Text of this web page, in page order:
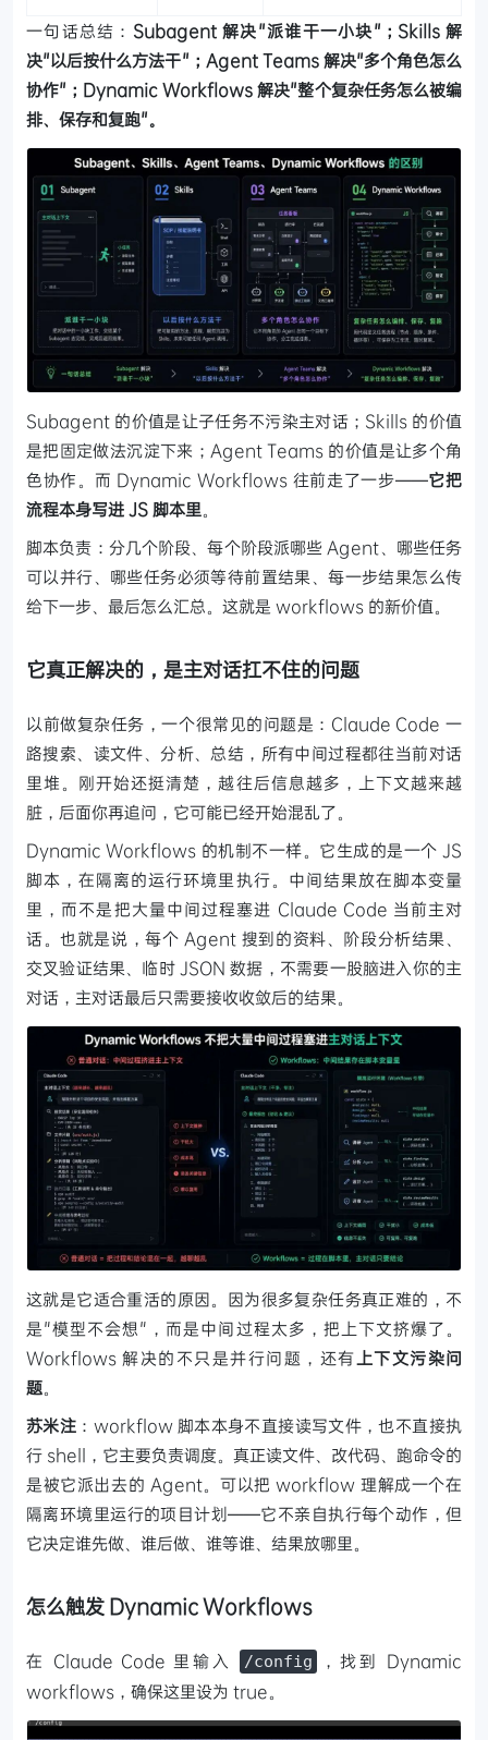
一句话总结： Subagent 解决"派谁干一小块"；Skills 解
决"以后按什么方法干"；Agent Teams 解决"多个角色怎么
协作"；Dynamic Workflows 解决"整个复杂任务怎么被编
排、保存和复跑"。
Subagent 的价值是让子任务不污染主对话；Skills 的价值
是把固定做法沉淀下来；Agent Teams 的价值是让多个角
色协作。而 Dynamic Workflows 往前走了一步——它把
流程本身写进 JS 脚本里。
脚本负责：分几个阶段、每个阶段派哪些 Agent、哪些任务
可以并行、哪些任务必须等待前置结果、每一步结果怎么传
给下一步、最后怎么汇总。这就是 workflows 的新价值。
它真正解决的，是主对话扛不住的问题
以前做复杂任务，一个很常见的问题是：Claude Code 一
路搜索、读文件、分析、总结，所有中间过程都往当前对话
里堆。刚开始还挺清楚，越往后信息越多，上下文越来越
脏，后面你再追问，它可能已经开始混乱了。
Dynamic Workflows 的机制不一样。它生成的是一个 JS
脚本，在隔离的运行环境里执行。中间结果放在脚本变量
里，而不是把大量中间过程塞进 Claude Code 当前主对
话。也就是说，每个 Agent 搜到的资料、阶段分析结果、
交叉验证结果、临时 JSON 数据，不需要一股脑进入你的主
对话，主对话最后只需要接收收敛后的结果。
这就是它适合重活的原因。因为很多复杂任务真正难的，不
是"模型不会想"，而是中间过程太多，把上下文挤爆了。
Workflows 解决的不只是并行问题，还有上下文污染问
题。
苏米注 ：workflow 脚本本身不直接读写文件，也不直接执
行 shell，它主要负责调度。真正读文件、改代码、跑命令的
是被它派出去的 Agent。可以把 workflow 理解成一个在
隔离环境里运行的项目计划——它不亲自执行每个动作，但
它决定谁先做、谁后做、谁等谁、结果放哪里。
怎么触发 Dynamic Workflows
在 Claude Code 里输入 /config
，找到 Dynamic
workflows，确保这里设为 true。